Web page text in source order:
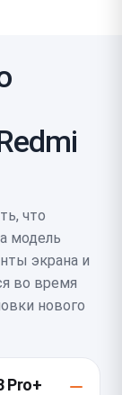
что
модель
экрана и
во время
нового
Pro+